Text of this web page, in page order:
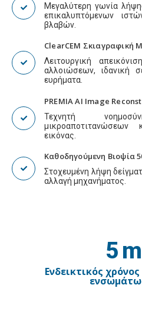
Μεγαλύτερη γωνία
επικαλυπτόμενων
βλαβών.
ClearCEM Σκιαγραφική
Λειτουργική
αλλοιώσεων, ιδανική
ευρήματα.
PREMIA AI Image
Τεχνητή
μικροαποτιτανώσεων
εικόνας.
Καθοδηγούμενη Βιοψία
Στοχευμένη λήψη
αλλαγή μηχανήματος.
5
Ενδεικτικός